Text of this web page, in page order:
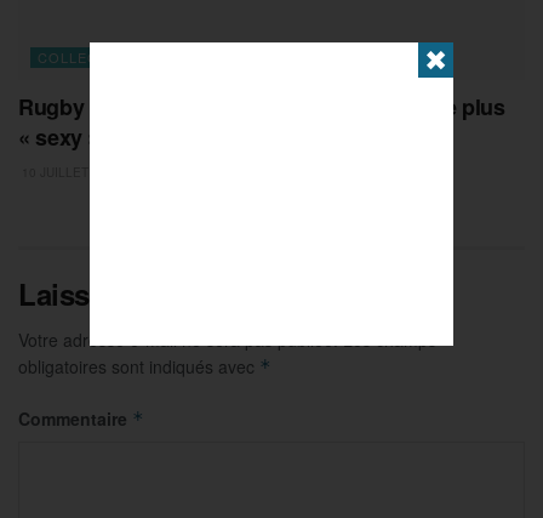
COLLECTIFS
Rugby : face à l’Australie, le XV de France le plus
« sexy » de l’été
Laisser un commentaire
Votre adresse e-mail ne sera pas publiée.
obligatoires sont indiqués avec *
Commentaire *
✖